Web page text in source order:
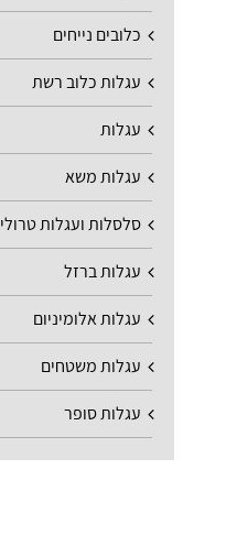
כלובים נייחים
עגלות כלוב רשת
עגלות
עגלות משא
סלסלות ועגלות טרולי
עגלות ברזל
עגלות אלומיניום
עגלות משטחים
עגלות סופר